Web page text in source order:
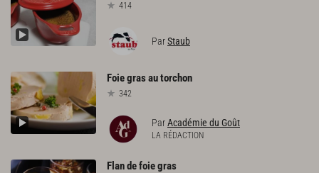
414
ParStaub
Foiegrasautorchon
342
ParAcadémie du Goût
LA RÉDACTION
Flandefoiegras